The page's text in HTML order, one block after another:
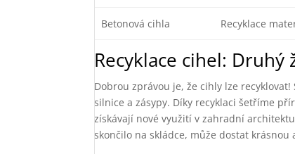
Betonová cihla Recyklace
Recyklace cihel:
Dobrou zprávou je, že cihly lze
silnice a zásypy. Díky recyklaci šetříme
získávají nové využití v zahradní
skončilo na skládce, může dostat